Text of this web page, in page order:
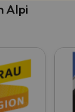
Alpi